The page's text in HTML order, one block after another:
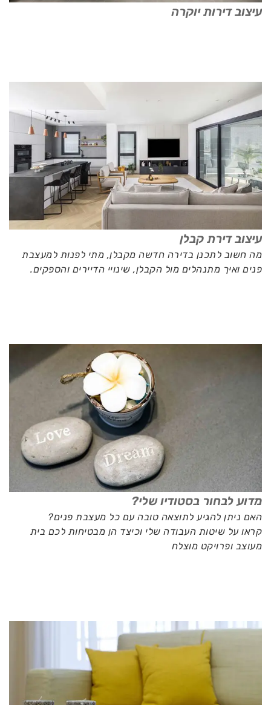
עיצוב דירות יוקרה
עיצוב דירת קבלן
מה חשוב לתכנן בדירה חדשה מקבלן, מתי לפנות למעצבת
פנים ואיך מתנהלים מול הקבלן, שינויי הדיירים והספקים.
מדוע לבחור בסטודיו שלי?
האם ניתן להגיע לתוצאה טובה עם כל מעצבת פנים?
קראו על שיטות העבודה שלי וכיצד הן מבטיחות לכם בית
מעוצב ופרויקט מוצלח